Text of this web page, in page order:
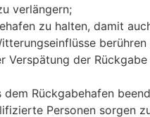
verlängern;
zu halten, damit
Verspätung der
Rückgabehafen
Personen sorgen